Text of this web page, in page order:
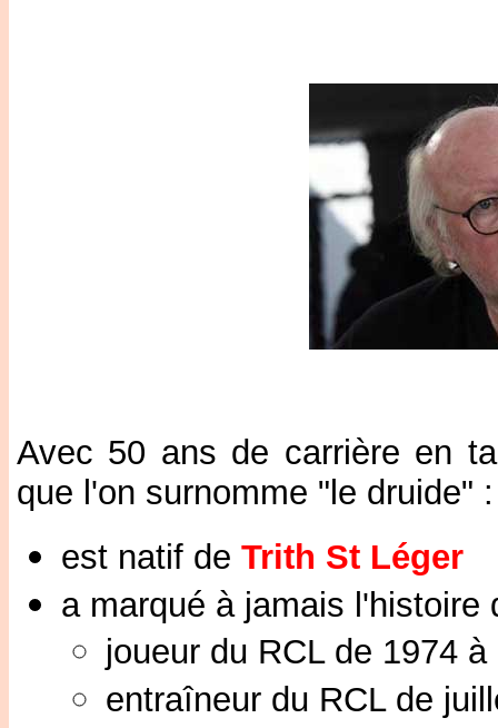
Avec 50 ans de carrière en
que l'on surnomme "le druide" :
est natif de Trith St Léger
a marqué à jamais l'histoire
joueur du RCL de 1974 à
entraîneur du RCL de